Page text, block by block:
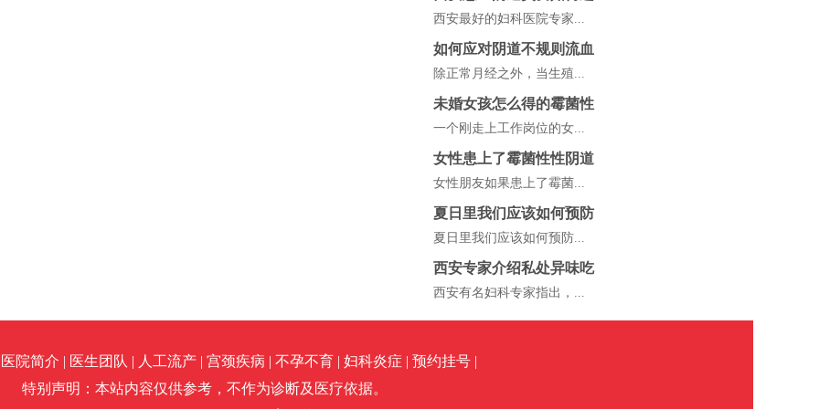
西安最好的妇科医院专家...
如何应对阴道不规则流血
除正常月经之外，当生殖...
未婚女孩怎么得的霉菌性
一个刚走上工作岗位的女...
女性患上了霉菌性性阴道
女性朋友如果患上了霉菌...
夏日里我们应该如何预防
夏日里我们应该如何预防...
西安专家介绍私处异味吃
西安有名妇科专家指出，...
医院简介 | 医生团队 | 人工流产 | 宫颈疾病 | 不孕不育 | 妇科炎症 | 预约挂号 |
特别声明：本站内容仅供参考，不作为诊断及医疗依据。